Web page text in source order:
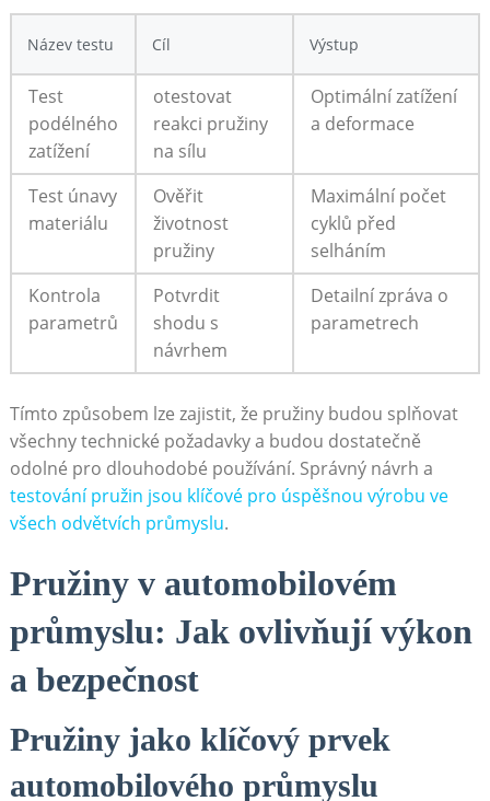
Název​ testu Cíl Výstup
Test⁣
podélného‌
zatížení
otestovat
⁣reakci pružiny
na sílu
Optimální zatížení
a deformace
Test ⁣únavy
‌materiálu
Ověřit⁢
životnost
pružiny
Maximální ⁤počet
cyklů před‍
selháním
Kontrola
parametrů
Potvrdit
shodu s
návrhem
Detailní zpráva o
⁤parametrech
Tímto způsobem lze zajistit,⁢ že pružiny budou splňovat
všechny⁣ technické požadavky‍ a⁢ budou dostatečně
odolné pro ​dlouhodobé‌ používání. Správný ⁢návrh a
testování pružin⁣ jsou klíčové pro úspěšnou výrobu ve
všech odvětvích průmyslu.
Pružiny​ v automobilovém⁢
průmyslu: Jak ovlivňují výkon
a bezpečnost
Pružiny jako‌ klíčový prvek
⁤automobilového průmyslu